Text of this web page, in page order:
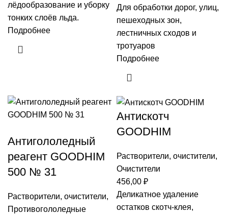
лёдообразование и уборку
тонких слоёв льда.
Подробнее
Для обработки дорог, улиц,
пешеходных зон,
лестничных сходов и
тротуаров
Подробнее
Антигололедный
реагент GOODHIM
500 № 31
Растворители, очистители,
Противогололедные
Антискотч
GOODHIM
Растворители, очистители,
Очистители
456,00 ₽
Деликатное удаление
остатков скотч-клея,